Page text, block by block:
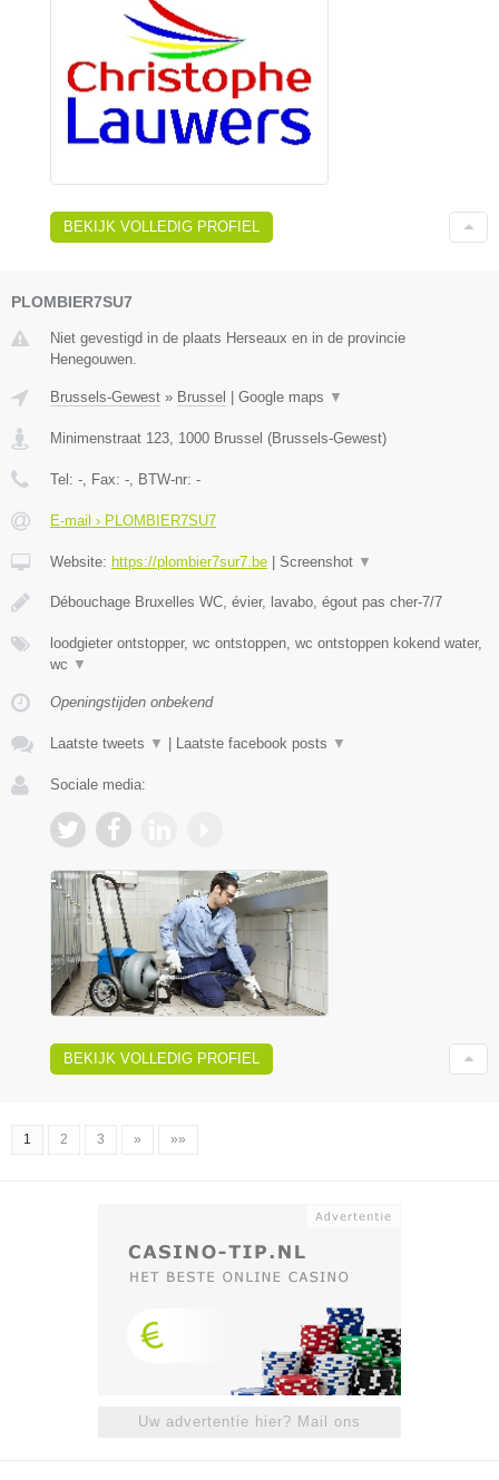
BEKIJK VOLLEDIG PROFIEL
PLOMBIER7SU7
Niet gevestigd in de plaats Herseaux en in de provincie
Henegouwen.
Brussels-Gewest » Brussel Google maps ▼
Minimenstraat 123 1000 Brussel (Brussels-Gewest)
Tel: - , Fax: - , BTW-nr: -
E-mail › PLOMBIER7SU7
Website: https://plombier7sur7.be Screenshot ▼
Débouchage Bruxelles WC, évier, lavabo, égout pas cher-7/7
loodgieter ontstopper, wc ontstoppen, wc ontstoppen kokend water,
wc ▼
Openingstijden onbekend
Laatste tweets ▼ Laatste facebook posts ▼
Sociale media:
BEKIJK VOLLEDIG PROFIEL
1 2 3 » »»
Uw advertentie hier? Mail ons